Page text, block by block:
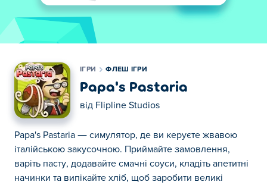
ІГРИ ФЛЕШ ІГРИ
Papa's Pastaria
від Flipline Studios
Papa's Pastaria — симулятор, де ви керуєте жвавою
італійською закусочною. Приймайте замовлення,
варіть пасту, додавайте смачні соуси, кладіть апетитні
начинки та випікайте хліб, щоб заробити великі